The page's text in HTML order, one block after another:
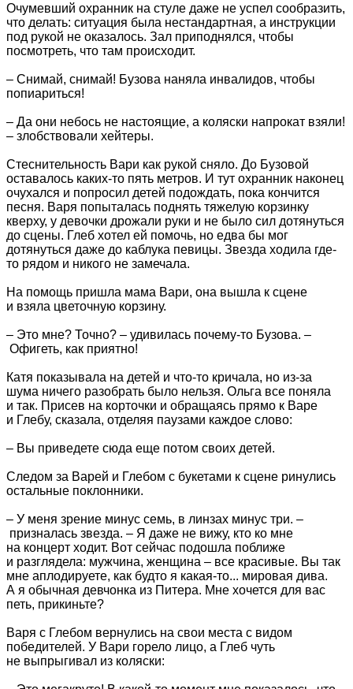
Очумевший охранник на стуле даже не успел сообразить,
что делать: ситуация была нестандартная, а инструкции
под рукой не оказалось. Зал приподнялся, чтобы
посмотреть, что там происходит.
– Снимай, снимай! Бузова наняла инвалидов, чтобы
попиариться!
– Да они небось не настоящие, а коляски напрокат взяли!
– злобствовали хейтеры.
Стеснительность Вари как рукой сняло. До Бузовой
оставалось каких-то пять метров. И тут охранник наконец
очухался и попросил детей подождать, пока кончится
песня. Варя попыталась поднять тяжелую корзинку
кверху, у девочки дрожали руки и не было сил дотянуться
до сцены. Глеб хотел ей помочь, но едва бы мог
дотянуться даже до каблука певицы. Звезда ходила где-
то рядом и никого не замечала.
На помощь пришла мама Вари, она вышла к сцене
и взяла цветочную корзину.
– Это мне? Точно? – удивилась почему-то Бузова. –
Офигеть, как приятно!
Катя показывала на детей и что-то кричала, но из-за
шума ничего разобрать было нельзя. Ольга все поняла
и так. Присев на корточки и обращаясь прямо к Варе
и Глебу, сказала, отделяя паузами каждое слово:
– Вы приведете сюда еще потом своих детей.
Следом за Варей и Глебом с букетами к сцене ринулись
остальные поклонники.
– У меня зрение минус семь, в линзах минус три. –
призналась звезда. – Я даже не вижу, кто ко мне
на концерт ходит. Вот сейчас подошла поближе
и разглядела: мужчина, женщина – все красивые. Вы так
мне аплодируете, как будто я какая-то... мировая дива.
А я обычная девчонка из Питера. Мне хочется для вас
петь, прикиньте?
Варя с Глебом вернулись на свои места с видом
победителей. У Вари горело лицо, а Глеб чуть
не выпрыгивал из коляски: